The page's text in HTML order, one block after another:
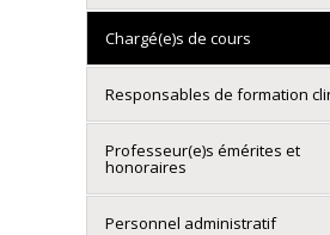
Chargé(e)s de cours
Responsables de formation
Professeur(e)s émérites et
honoraires
Personnel administratif